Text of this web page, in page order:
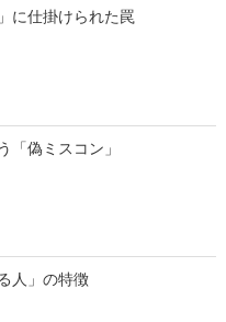
に仕掛けられた罠
「偽ミスコン」
人」の特徴